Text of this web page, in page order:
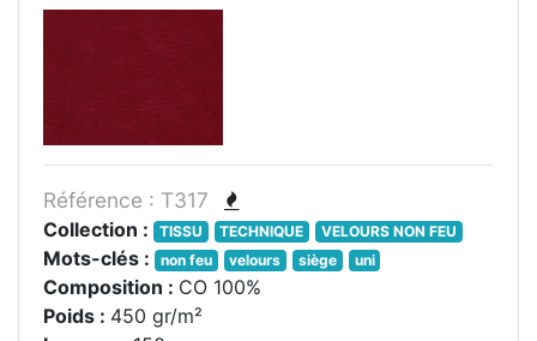
Référence : T317
Collection : TISSU TECHNIQUE VELOURS NON FEU
Mots-clés : non feu velours siège uni
Composition : CO 100%
Poids : 450 gr/m²